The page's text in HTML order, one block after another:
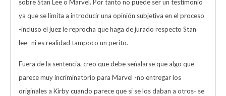
sobre Stan Lee o Marvel. Por tanto no puede ser un testimonio
ya que se limita a introducir una opinión subjetiva en el proceso
-incluso el juez le reprocha que haga de jurado respecto Stan
lee- ni es realidad tampoco un perito.
Fuera de la sentencia, creo que debe señalarse que algo que
parece muy incriminatorio para Marvel -no entregar los
originales a Kirby cuando parece que si se los daban a otros- se